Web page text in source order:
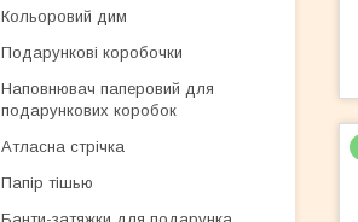
Кольоровий дим
Подарункові коробочки
Наповнювач паперовий для
подарункових коробок
Атласна стрічка
Папір тішью